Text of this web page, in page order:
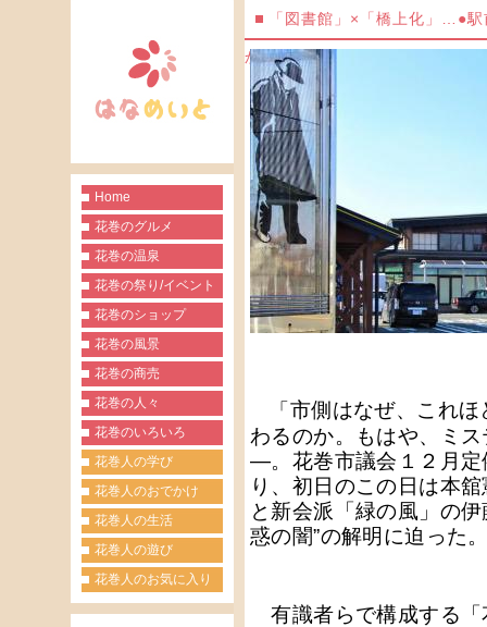
Home
花巻のグルメ
花巻の温泉
花巻の祭り/イベント
花巻のショップ
花巻の風景
花巻の商売
花巻の人々
花巻のいろいろ
花巻人の学び
花巻人のおでかけ
花巻人の生活
花巻人の遊び
花巻人のお気に入り
「図書館」×「橋上化」…●
から
「 市側はなぜ、これ
わるのか。もはや、ミ
―。花巻市議会１２月定
り、初日のこの日は本
と新会派「緑の風」の
惑の闇”の解明に迫った
有識者らで構成する「